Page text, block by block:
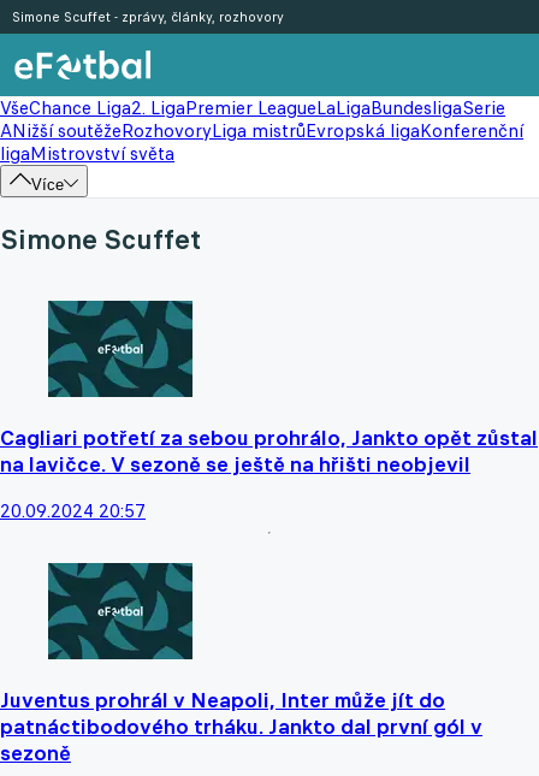
VšeChance Liga2. LigaPremier LeagueLaLigaBundesligaSerie
ANižší soutěžeRozhovoryLiga mistrůEvropská ligaKonferenční
ligaMistrovství světa
Více
Simone Scuffet - zprávy, články, rozhovory
Simone Scuffet
Cagliari potřetí za sebou prohrálo, Jankto opět zůstal
na lavičce. V sezoně se ještě na hřišti neobjevil
20.09.2024 20:57
Juventus prohrál v Neapoli, Inter může jít do
patnáctibodového trháku. Jankto dal první gól v
sezoně